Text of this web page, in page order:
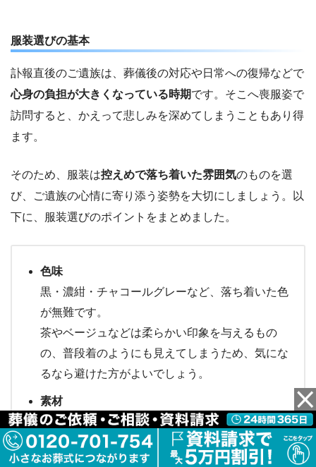
服装選びの基本
訃報直後のご遺族は、葬儀後の対応や日常への復帰などで
心身の負担が大きくなっている時期です。そこへ喪服姿で
訪問すると、かえって悲しみを深めてしまうこともあり得
ます。
そのため、服装は控えめで落ち着いた雰囲気のものを選
び、ご遺族の心情に寄り添う姿勢を大切にしましょう。以
下に、服装選びのポイントをまとめました。
色味
黒・濃紺・チャコールグレーなど、落ち着いた色
が無難です。
茶やベージュなどは柔らかい印象を与えるもの
の、普段着のようにも見えてしまうため、気にな
るなら避けた方がよいでしょう。
素材
ウールやポリエステルなどのマットな生地が推奨
されます。
光沢感のあるサテンやベロア、レザーなどは祝い